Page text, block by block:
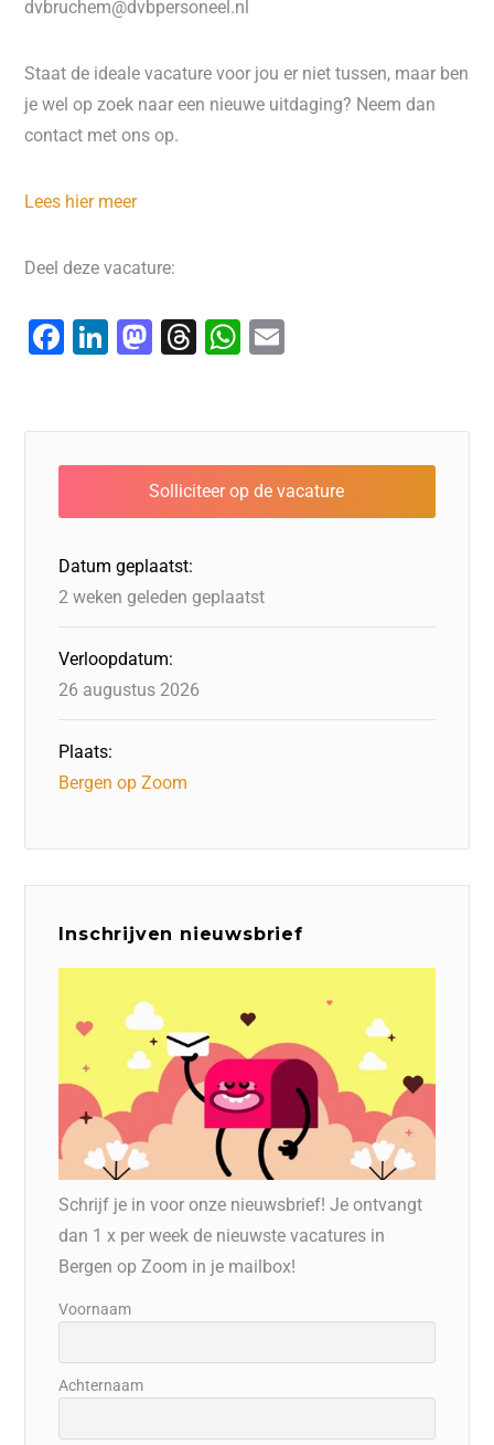
dvbruchem@dvbpersoneel.nl
Staat de ideale vacature voor jou er niet tussen, maar ben
je wel op zoek naar een nieuwe uitdaging? Neem dan
contact met ons op.
Lees hier meer
Deel deze vacature:
F
e
b
o
o
k
Li
e
dI
n
M
o
d
o
n
T
a
d
s
W
s
A
p
l
Datum geplaatst:
2 weken geleden geplaatst
Verloopdatum:
26 augustus 2026
Plaats:
Bergen op Zoom
Inschrijven nieuwsbrief
Schrijf je in voor onze nieuwsbrief! Je ontvangt
dan 1 x per week de nieuwste vacatures in
Bergen op Zoom in je mailbox!
Voornaam
Achternaam